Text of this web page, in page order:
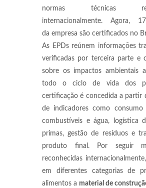
normas técnicas
internacionalmente. Agora,
da empresa são certificados no
As EPDs reúnem informações
verificadas por terceira parte e
sobre os impactos ambientais
todo o ciclo de vida dos
certificação é concedida a partir
de indicadores como consumo
combustíveis e água, logística
primas, gestão de resíduos e
produto final. Por seguir
reconhecidas
em diferentes categorias de
alimentos a material de